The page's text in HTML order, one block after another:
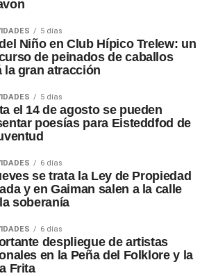
5 días
Niño en Club Hípico Trelew: un
de peinados de caballos
la gran atracción
5 días
el 14 de agosto se pueden
poesías para Eisteddfod de
6 días
se trata la Ley de Propiedad
y en Gaiman salen a la calle
soberanía
6 días
despliegue de artistas
en la Peña del Folklore y la
Frita